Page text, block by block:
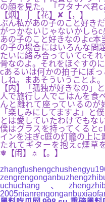
の顔を見た。「ワタナベ君c
【烟】┃【花】✘【，】
ぶん私があの子のこと好き
がつかないじゃないかしら
あの子のこと好きなのよc本
の子の場合にはいろんな問
たいに絡み合っていてcそ
骨なのよ。それをほぐすの
cあるいは何かの拍子にぽ
しね。まあそういうことよ
【内】「孤独が好きなの」
人で旅行し人でごはんを食
んと離れて座っているのが
「楽しみにしてますよ」と
とは愛していたわけでもな
僕はグラスを持ってくると
インを注ぎc庭の灯籠の上に
たれてギターを抱えc煙草
❅【闹】☼【。】
uchuchang、